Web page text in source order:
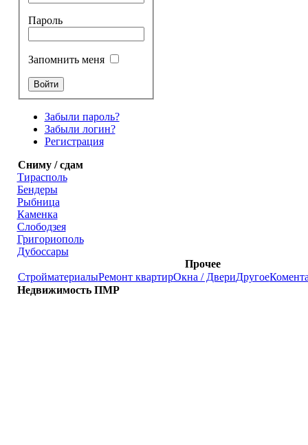
Пароль
Запомнить меня
Забыли пароль?
Забыли логин?
Регистрация
Сниму / сдам
Тирасполь
Бендеры
Рыбница
Каменка
Слободзея
Григориополь
Дубоссары
Прочее
СтройматериалыРемонт квартирОкна / ДвериДругое
Недвижимость ПМР